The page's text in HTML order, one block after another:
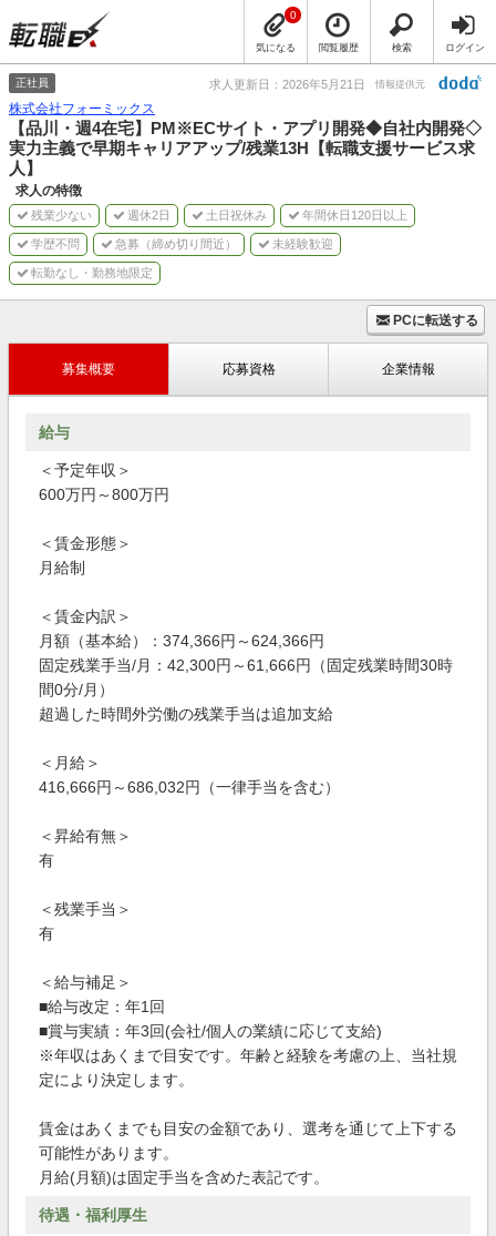
気になる
0
閲覧履歴 検索 ログイン
正社員 求人更新日：2026年5月21日 情報提供元
株式会社フォーミックス
【品川・週4在宅】PM※ECサイト・アプリ開発◆自社内開発◇
実力主義で早期キャリアアップ/残業13H【転職支援サービス求
人】
求人の特徴
残業少ない 週休2日 土日祝休み 年間休日120日以上
学歴不問 急募（締め切り間近） 未経験歓迎
転勤なし・勤務地限定
PCに転送する
募集概要 応募資格 企業情報
給与
＜予定年収＞
600万円～800万円
＜賃金形態＞
月給制
＜賃金内訳＞
月額（基本給）：374,366円～624,366円
固定残業手当/月：42,300円～61,666円（固定残業時間30時
間0分/月）
超過した時間外労働の残業手当は追加支給
＜月給＞
416,666円～686,032円（一律手当を含む）
＜昇給有無＞
有
＜残業手当＞
有
＜給与補足＞
■給与改定：年1回
■賞与実績：年3回(会社/個人の業績に応じて支給)
※年収はあくまで目安です。年齢と経験を考慮の上、当社規
定により決定します。
賃金はあくまでも目安の金額であり、選考を通じて上下する
可能性があります。
月給(月額)は固定手当を含めた表記です。
待遇・福利厚生